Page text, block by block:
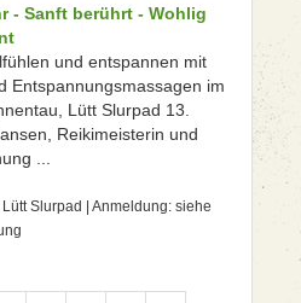
- Sanft berührt - Wohlig
und entspannen mit
Entspannungsmassagen im
Lütt Slurpad 13.
Reikimeisterin und
...
Slurpad | Anmeldung: siehe